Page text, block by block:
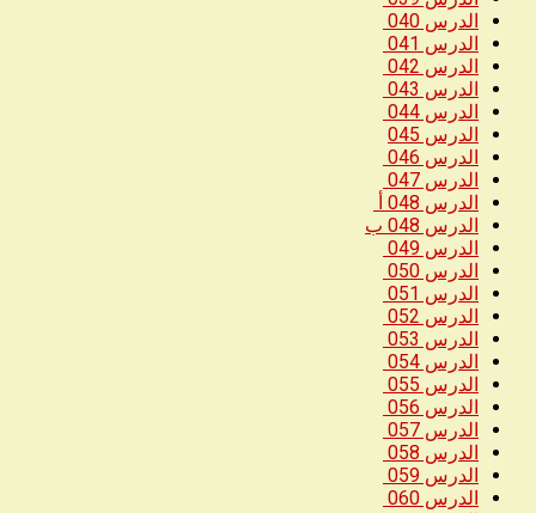
الدرس 040
الدرس 041
الدرس 042
الدرس 043
الدرس 044
الدرس 045
الدرس 046
الدرس 047
الدرس 048 أ
الدرس 048 ب
الدرس 049
الدرس 050
الدرس 051
الدرس 052
الدرس 053
الدرس 054
الدرس 055
الدرس 056
الدرس 057
الدرس 058
الدرس 059
الدرس 060